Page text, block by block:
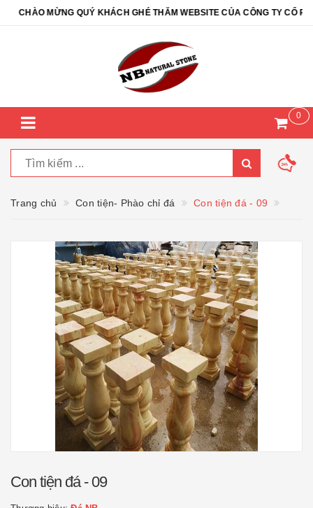
CHÀO MỪNG QUÝ KHÁCH GHÉ THĂM WEBSITE CỦA CÔNG TY CỔ
0
Trang chủ Con tiện- Phào chỉ đá Con tiện đá - 09
Con tiện đá - 09